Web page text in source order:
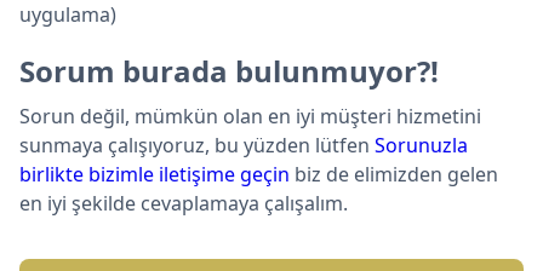
uygulama)
Sorum burada bulunmuyor?!
Sorun değil, mümkün olan en iyi müşteri hizmetini
sunmaya çalışıyoruz, bu yüzden lütfen Sorunuzla
birlikte bizimle iletişime geçin biz de elimizden gelen
en iyi şekilde cevaplamaya çalışalım.